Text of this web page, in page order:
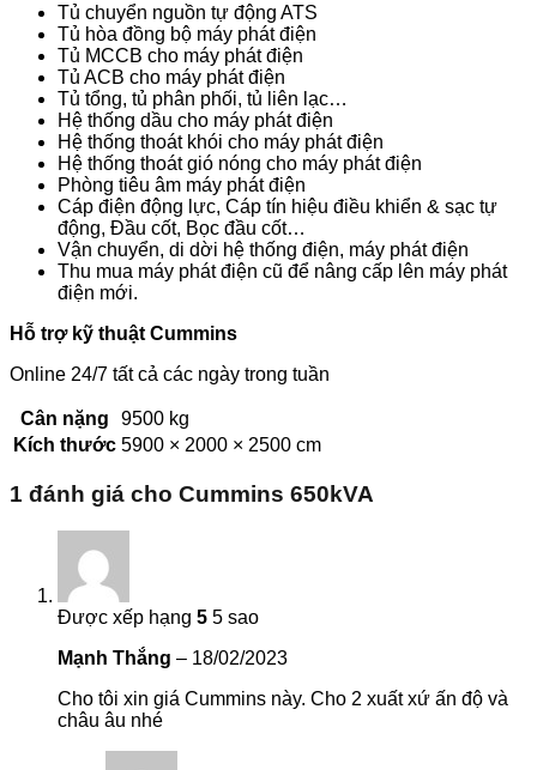
Tủ chuyển nguồn tự động ATS
Tủ hòa đồng bộ máy phát điện
Tủ MCCB cho máy phát điện
Tủ ACB cho máy phát điện
Tủ tổng, tủ phân phối, tủ liên lạc…
Hệ thống dầu cho máy phát điện
Hệ thống thoát khói cho máy phát điện
Hệ thống thoát gió nóng cho máy phát điện
Phòng tiêu âm máy phát điện
Cáp điện động lực, Cáp tín hiệu điều khiển & sạc tự
động, Đầu cốt, Bọc đầu cốt…
Vận chuyển, di dời hệ thống điện, máy phát điện
Thu mua máy phát điện cũ để nâng cấp lên máy phát
điện mới.
Hỗ trợ kỹ thuật Cummins
Online 24/7 tất cả các ngày trong tuần
Cân nặng
9500 kg
Kích thước 5900 × 2000 × 2500 cm
1 đánh giá cho Cummins 650kVA
Được xếp hạng 5 5 sao
Mạnh Thắng – 18/02/2023
Cho tôi xin giá Cummins này. Cho 2 xuất xứ ấn độ và
châu âu nhé